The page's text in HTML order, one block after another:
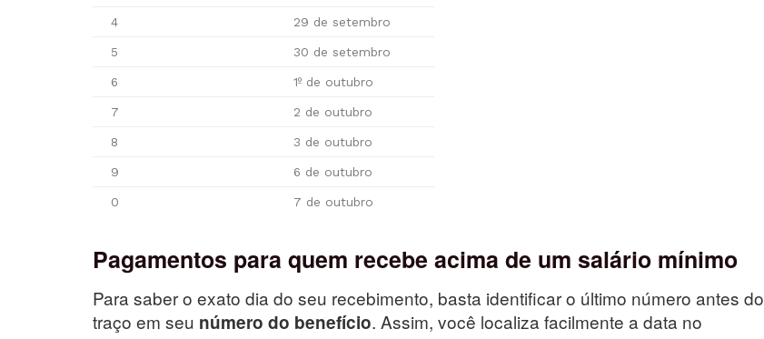
4 29 de setembro
5 30 de setembro
6 1º de outubro
7 2 de outubro
8 3 de outubro
9 6 de outubro
0 7 de outubro
Pagamentos para quem recebe acima de um salário mínimo
Para saber o exato dia do seu recebimento, basta identificar o último número antes do
traço em seu número do benefício. Assim, você localiza facilmente a data no